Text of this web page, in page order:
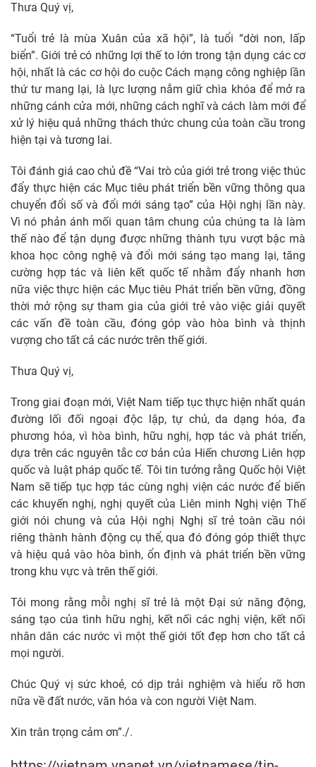
Thưa Quý vị,
“Tuổi trẻ là mùa Xuân của xã hội”, là tuổi “dời non, lấp
biển”. Giới trẻ có những lợi thế to lớn trong tận dụng các cơ
hội, nhất là các cơ hội do cuộc Cách mạng công nghiệp lần
thứ tư mang lại, là lực lượng nắm giữ chìa khóa để mở ra
những cánh cửa mới, những cách nghĩ và cách làm mới để
xử lý hiệu quả những thách thức chung của toàn cầu trong
hiện tại và tương lai.
Tôi đánh giá cao chủ đề “Vai trò của giới trẻ trong việc thúc
đẩy thực hiện các Mục tiêu phát triển bền vững thông qua
chuyển đổi số và đổi mới sáng tạo” của Hội nghị lần này.
Vì nó phản ánh mối quan tâm chung của chúng ta là làm
thế nào để tận dụng được những thành tựu vượt bậc mà
khoa học công nghệ và đổi mới sáng tạo mang lại, tăng
cường hợp tác và liên kết quốc tế nhằm đẩy nhanh hơn
nữa việc thực hiện các Mục tiêu Phát triển bền vững, đồng
thời mở rộng sự tham gia của giới trẻ vào việc giải quyết
các vấn đề toàn cầu, đóng góp vào hòa bình và thịnh
vượng cho tất cả các nước trên thế giới.
Thưa Quý vị,
Trong giai đoạn mới, Việt Nam tiếp tục thực hiện nhất quán
đường lối đối ngoại độc lập, tự chủ, da dạng hóa, đa
phương hóa, vì hòa bình, hữu nghị, hợp tác và phát triển,
dựa trên các nguyên tắc cơ bản của Hiến chương Liên hợp
quốc và luật pháp quốc tế. Tôi tin tưởng rằng Quốc hội Việt
Nam sẽ tiếp tục hợp tác cùng nghị viện các nước để biến
các khuyến nghị, nghị quyết của Liên minh Nghị viện Thế
giới nói chung và của Hội nghị Nghị sĩ trẻ toàn cầu nói
riêng thành hành động cụ thể, qua đó đóng góp thiết thực
và hiệu quả vào hòa bình, ổn định và phát triển bền vững
trong khu vực và trên thế giới.
Tôi mong rằng mỗi nghị sĩ trẻ là một Đại sứ năng động,
sáng tạo của tình hữu nghị, kết nối các nghị viện, kết nối
nhân dân các nước vì một thế giới tốt đẹp hơn cho tất cả
mọi người.
Chúc Quý vị sức khoẻ, có dịp trải nghiệm và hiểu rõ hơn
nữa về đất nước, văn hóa và con người Việt Nam.
Xin trân trọng cảm ơn”./.